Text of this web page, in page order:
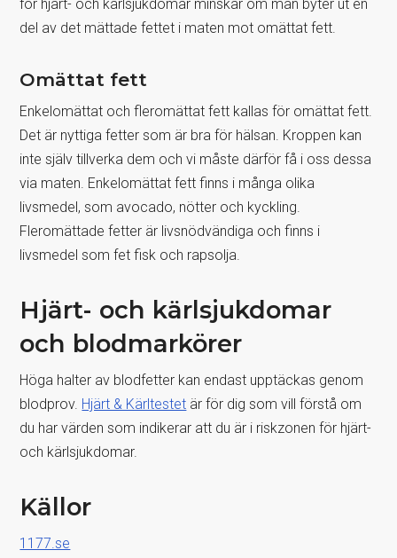
för hjärt- och kärlsjukdomar minskar om man byter ut en
del av det mättade fettet i maten mot omättat fett.
Omättat fett
Enkelomättat och fleromättat fett kallas för omättat fett.
Det är nyttiga fetter som är bra för hälsan. Kroppen kan
inte själv tillverka dem och vi måste därför få i oss dessa
via maten. Enkelomättat fett finns i många olika
livsmedel, som avocado, nötter och kyckling.
Fleromättade fetter är livsnödvändiga och finns i
livsmedel som fet fisk och rapsolja.
Hjärt- och kärlsjukdomar
och blodmarkörer
Höga halter av blodfetter kan endast upptäckas genom
blodprov. Hjärt & Kärltestet är för dig som vill förstå om
du har värden som indikerar att du är i riskzonen för hjärt-
och kärlsjukdomar.
Källor
1177.se